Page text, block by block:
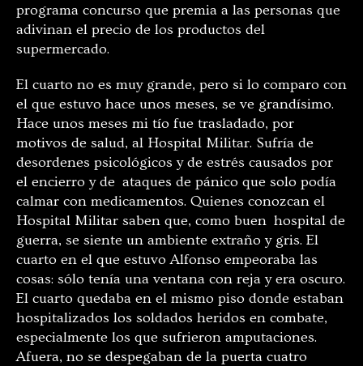
programa concurso que premia a las personas que
adivinan el precio de los productos del
supermercado.
El cuarto no es muy grande, pero si lo comparo con
el que estuvo hace unos meses, se ve grandísimo.
Hace unos meses mi tío fue trasladado, por
motivos de salud, al Hospital Militar. Sufría de
desordenes psicológicos y de estrés causados por
el encierro y de ataques de pánico que solo podía
calmar con medicamentos. Quienes conozcan el
Hospital Militar saben que, como buen hospital de
guerra, se siente un ambiente extraño y gris. El
cuarto en el que estuvo Alfonso empeoraba las
cosas: sólo tenía una ventana con reja y era oscuro.
El cuarto quedaba en el mismo piso donde estaban
hospitalizados los soldados heridos en combate,
especialmente los que sufrieron amputaciones.
Afuera, no se despegaban de la puerta cuatro